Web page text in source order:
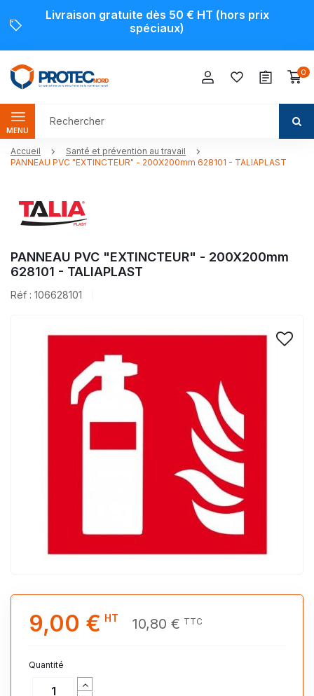
Livraison gratuite dès 50 € HT (hors prix
spéciaux)
0
MENU
Accueil
Santé et prévention au travail
PANNEAU PVC "EXTINCTEUR" - 200X200mm 628101 - TALIAPLAST
PANNEAU PVC "EXTINCTEUR" - 200X200mm
628101 - TALIAPLAST
Réf : 106628101
9,00 € HT 10,80 € TTC
Quantité